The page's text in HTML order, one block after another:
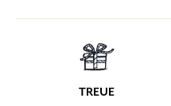
TREUE